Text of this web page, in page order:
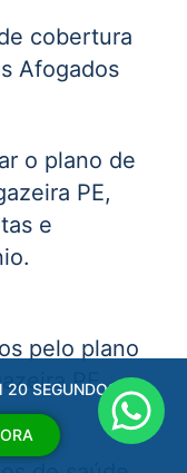
cobertura
Afogados
o plano de
PE,
e
pelo plano
PE
20 SEGUNDOS